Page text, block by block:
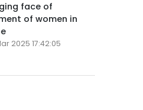
face of
of women in
2025 17:42:05